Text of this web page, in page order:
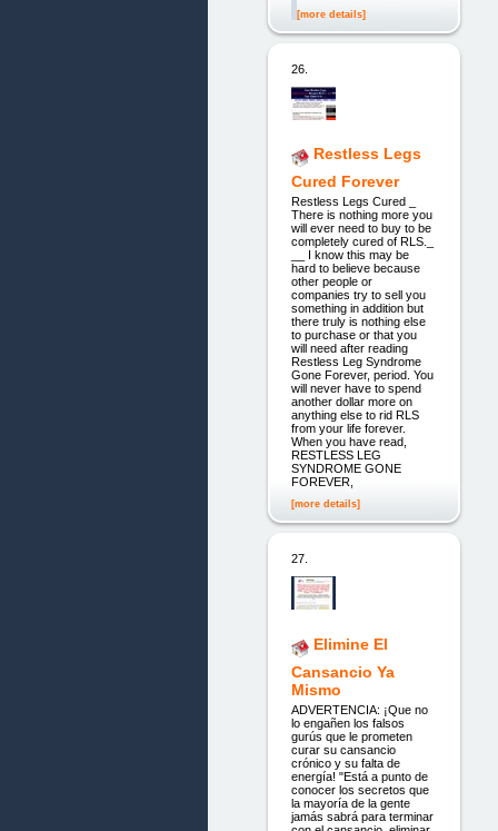
[more details]
26.
Restless Legs
Cured Forever
Restless Legs Cured _
There is nothing more you
will ever need to buy to be
completely cured of RLS._
__ I know this may be
hard to believe because
other people or
companies try to sell you
something in addition but
there truly is nothing else
to purchase or that you
will need after reading
Restless Leg Syndrome
Gone Forever, period. You
will never have to spend
another dollar more on
anything else to rid RLS
from your life forever.
When you have read,
RESTLESS LEG
SYNDROME GONE
FOREVER,
[more details]
27.
Elimine El
Cansancio Ya
Mismo
ADVERTENCIA: ¡Que no
lo engañen los falsos
gurús que le prometen
curar su cansancio
crónico y su falta de
energía! "Está a punto de
conocer los secretos que
la mayoría de la gente
jamás sabrá para terminar